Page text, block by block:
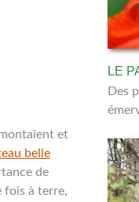
et
belle
de
fois à terre,
LE
Des